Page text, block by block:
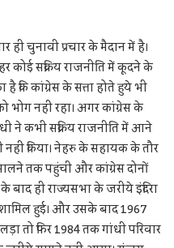
ही चुनावी प्रचार के मैदान में है।
कोई सक्रिय राजनीति में कूदने के
कि कांग्रेस के सत्ता होते हुये भी
भोग नहीं रहा। अगर कांग्रेस के
ने कभी सक्रिय राजनीति में आने
किया। नेहरु के सहायक के तौर
तक पहुंची और कांग्रेस दोनों
ही राज्यसभा के जरीये इंदिरा
हुई। और उसके बाद 1967
तो फिर 1984 तक गांधी परिवार